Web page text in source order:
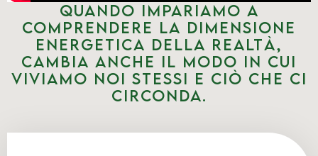
Quando impariamo a
comprendere la dimensione
energetica della realtà,
cambia anche il modo in cui
viviamo noi stessi e ciò che ci
circonda.